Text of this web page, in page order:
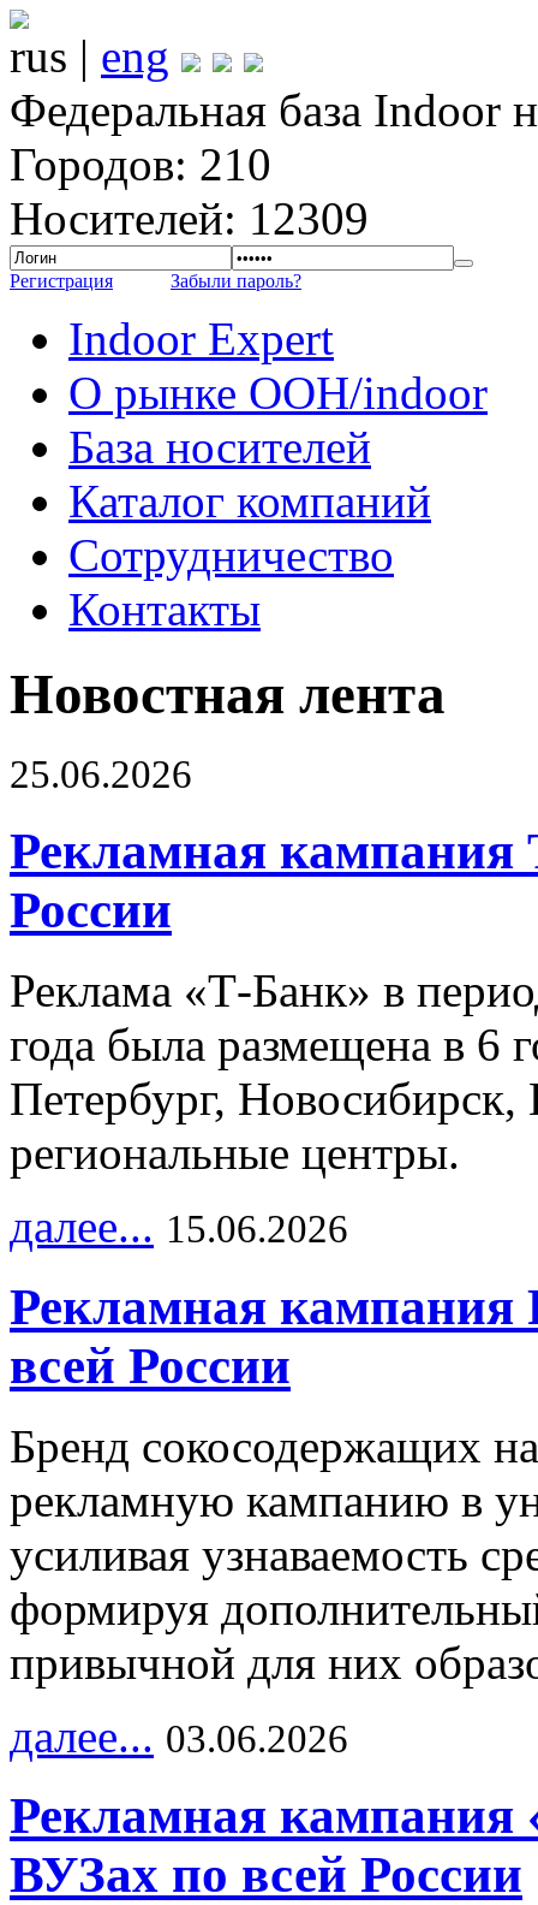
rus | eng
Федеральная база Indoor
Городов: 210
Носителей: 12309
Регистрация Забыли пароль?
Indoor Expert
О рынке OOH/indoor
База носителей
Каталог компаний
Сотрудничество
Контакты
Новостная лента
25.06.2026
Рекламная кампания
России
Реклама «Т-Банк» в
года была размещена в 6
Петербург,
региональные центры.
далее... 15.06.2026
Рекламная
всей России
Бренд сокосодержащих
рекламную кампанию в
усиливая узнаваемость
формируя
привычной для них
далее... 03.06.2026
Рекламная кампания
ВУЗах по всей России